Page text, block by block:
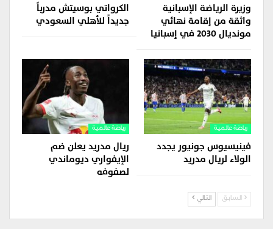
وزيرة الرياضة الإسبانية
واثقة من إقامة نهائي
مونديال 2030 في إسبانيا
الكرواتي بوسيتش مدرباً
جديداً للأهلي السعودي
رياضة عالمية
فينيسيوس جونيور يجدد
الولاء لريال مدريد
رياضة عالمية
ريال مدريد يعلن ضم
الإيفواري ديوماندي
لصفوفه
السابق التالي